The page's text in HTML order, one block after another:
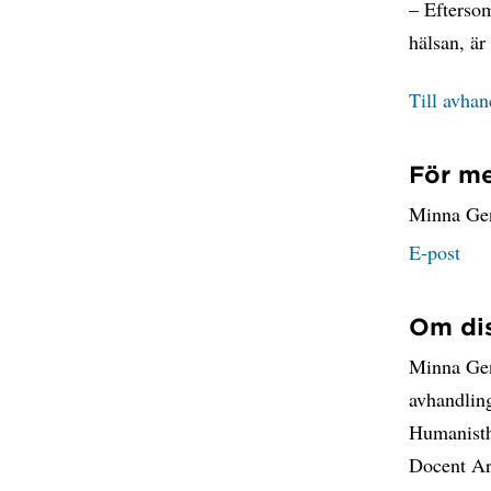
–
hälsan,
Till
För
Minna
E-post
Om
Minna
Docent